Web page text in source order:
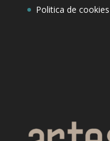
Politica de cookies